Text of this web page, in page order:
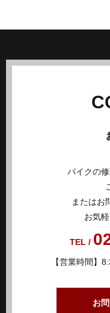
バイクの
またはお
お気
TEL /
【営業時間】
お